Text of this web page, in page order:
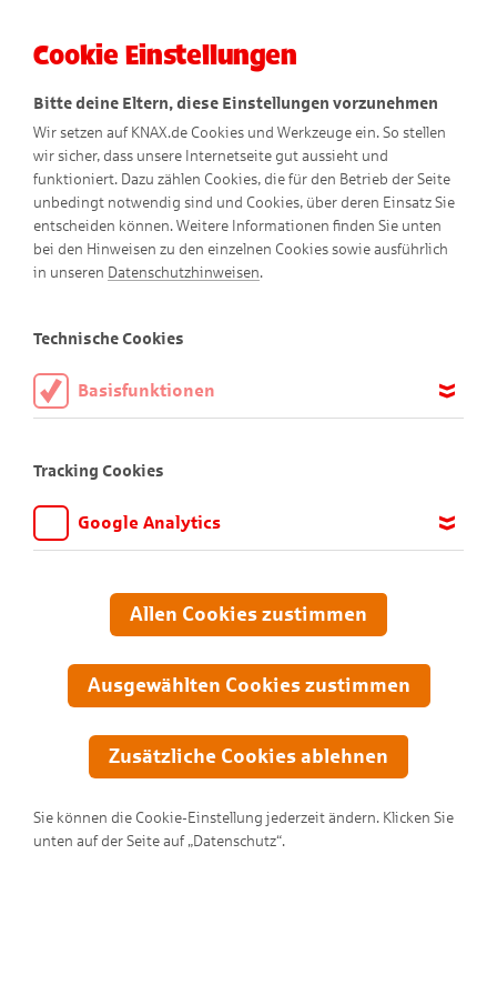
Extrablatt
Cookie Einstellungen
Bitte deine Eltern, diese Einstellungen vorzunehmen
Wir setzen auf KNAX.de Cookies und Werkzeuge ein. So stellen
wir sicher, dass unsere Internetseite gut aussieht und
funktioniert. Dazu zählen Cookies, die für den Betrieb der Seite
unbedingt notwendig sind und Cookies, über deren Einsatz Sie
entscheiden können. Weitere Informationen finden Sie unten
bei den Hinweisen zu den einzelnen Cookies sowie ausführlich
in unseren Datenschutzhinweisen.
Technische Cookies
Basisfunktionen
aktiviert sein.
Tracking Cookies
Google Analytics
anpassen und verbessern können. Aus diesem Grund nutzen wir
Google Analytics. Dieses Werkzeug erfasst die Seitenaufrufe zu
Übertragung anonymisiert.
Allen Cookies zustimmen
Ausgewählten Cookies zustimmen
Zusätzliche Cookies ablehnen
Sie können die Cookie-Einstellung jederzeit ändern. Klicken Sie
unten auf der Seite auf „Datenschutz“.